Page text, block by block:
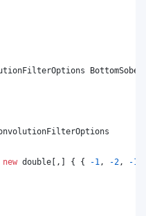
BottomSobel
new double [ , ] { { -1 , -2 , -1